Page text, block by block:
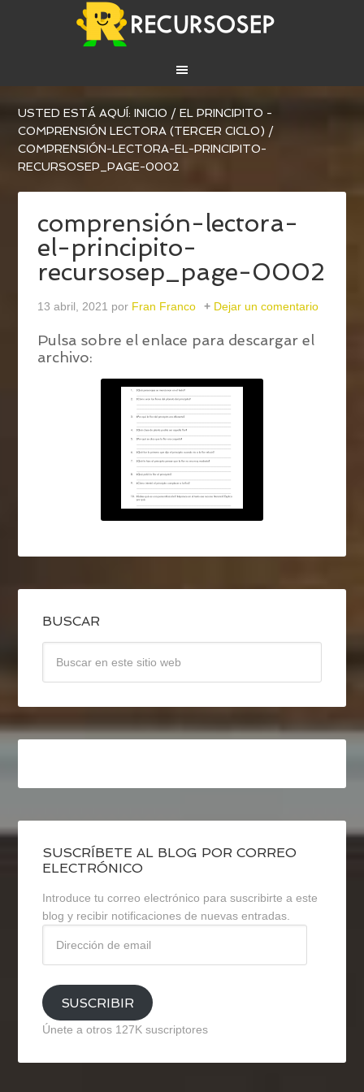
USTED ESTÁ AQUÍ:INICIO / EL PRINCIPITO -
COMPRENSIÓN LECTORA (TERCER CICLO) /
COMPRENSIÓN-LECTORA-EL-PRINCIPITO-
RECURSOSEP_PAGE-0002
comprensión-lectora-
el-principito-
recursosep_page-0002
13 abril, 2021 por Fran Franco Dejar un comentario
Pulsa sobre el enlace para descargar el
archivo:
BUSCAR
SUSCRÍBETE AL BLOG POR CORREO
ELECTRÓNICO
Introduce tu correo electrónico para suscribirte a este
blog y recibir notificaciones de nuevas entradas.
email
SUSCRIBIR
Únete a otros 127K suscriptores